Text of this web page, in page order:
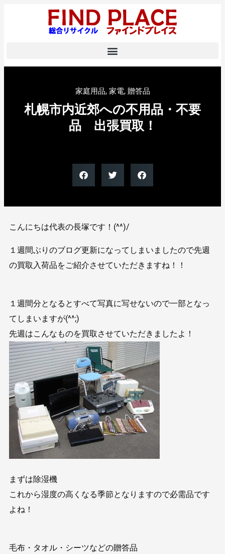
家庭用品, 家電, 贈答品
札幌市内近郊への不用品・不要
品 出張買取！
こんにちは代表の長塚です！(^^)/
１週間ぶりのブログ更新になってしまいましたので先週
の買取入荷品をご紹介させていただきますね！！
１週間分となるとすべて写真に写せないので一部となっ
てしまいますが(^^;)
先週はこんなものを買取させていただきましたよ！
まずは除湿機
これから湿度の高くなる季節となりますので必需品です
よね！
毛布・タオル・シーツなどの贈答品